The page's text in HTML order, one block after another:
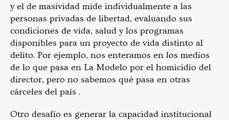
y el de masividad mide individualmente a las
personas privadas de libertad, evaluando sus
condiciones de vida, salud y los programas
disponibles para un proyecto de vida distinto al
delito. Por ejemplo, nos enteramos en los medios
de lo que pasa en La Modelo por el homicidio del
director, pero no sabemos qué pasa en otras
cárceles del país .
Otro desafío es generar la capacidad institucional